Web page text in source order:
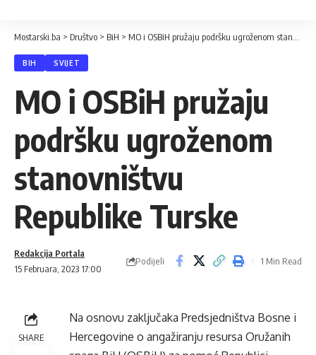
Mostarski.ba > Društvo > BiH > MO i OSBiH pružaju podršku ugroženom stanovništvu Republike Turske
BIH SVIJET
MO i OSBiH pružaju
podršku ugroženom
stanovništvu
Republike Turske
15 Februara, 2023 17:00
Redakcija Portala
Podijeli 1 Min Read
SHARE
Na osnovu zaključaka Predsjedništva Bosne i
Hercegovine o angažiranju resursa Oružanih